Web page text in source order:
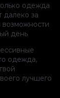
одежда
далеко за
возможности
день
одежда,
лучшего